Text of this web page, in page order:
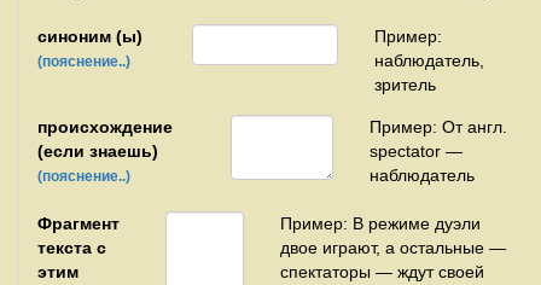
синоним (ы)
(пояснение..)
Пример:
наблюдатель,
зритель
происхождение
(если знаешь)
(пояснение..)
Пример: От англ.
spectator —
наблюдатель
Фрагмент
текста с
этим
Пример: В режиме дуэли
двое играют, а остальные —
спектаторы — ждут своей